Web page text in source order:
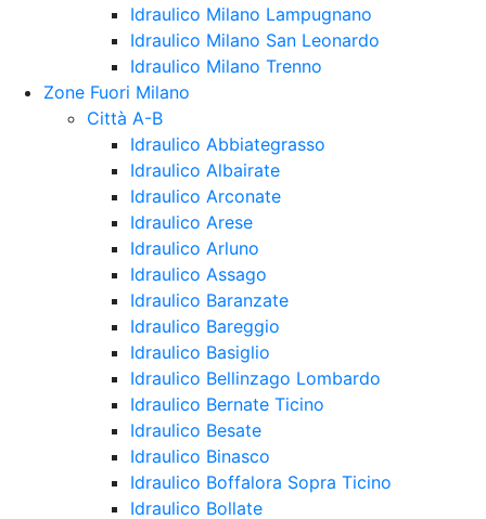
Idraulico Milano Lampugnano
Idraulico Milano San Leonardo
Idraulico Milano Trenno
Zone Fuori Milano
Città A-B
Idraulico Abbiategrasso
Idraulico Albairate
Idraulico Arconate
Idraulico Arese
Idraulico Arluno
Idraulico Assago
Idraulico Baranzate
Idraulico Bareggio
Idraulico Basiglio
Idraulico Bellinzago Lombardo
Idraulico Bernate Ticino
Idraulico Besate
Idraulico Binasco
Idraulico Boffalora Sopra Ticino
Idraulico Bollate